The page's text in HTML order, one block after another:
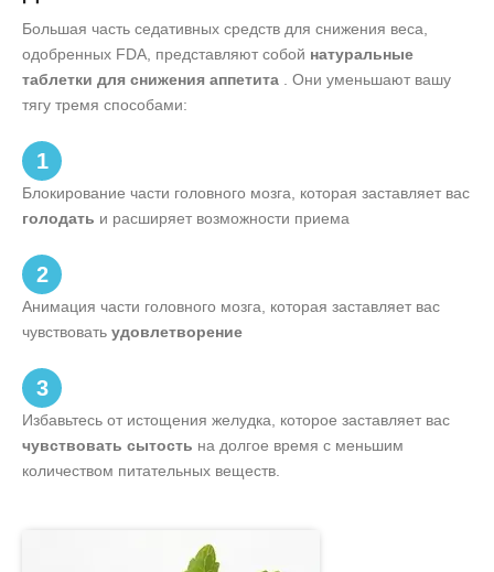
Большая часть седативных средств для снижения веса,
одобренных FDA, представляют собой натуральные
таблетки для снижения аппетита . Они уменьшают вашу
тягу тремя способами:
1
Блокирование части головного мозга, которая заставляет вас
голодать и расширяет возможности приема
2
Анимация части головного мозга, которая заставляет вас
чувствовать удовлетворение
3
Избавьтесь от истощения желудка, которое заставляет вас
чувствовать сытость на долгое время с меньшим
количеством питательных веществ.